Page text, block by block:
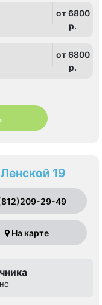
от 6800
p.
от 6800
p.
19
29-49
На карте